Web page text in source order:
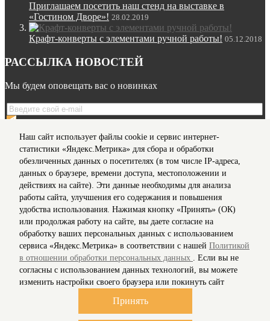
Приглашаем посетить наш стенд на выставке в
«Гостином Дворе»! 28.02.2019
Крафт-конверты с элементами ручной работы! 05.12.2018
РАССЫЛКА НОВОСТЕЙ
Мы будем оповещать вас о новинках
Я даю согласие на обработку моихперсональных данных
на условиях, предусмотренных вПолитикев отношении
обработки персональных данных
Мы в соц сетях
Информация для клиентов
Согласие на обработку персональных данных
О нас
Доставка
Политика конфиденциальности и защита информации
Условия соглашения
Контакты
Наш сайт использует файлы cookie и сервис интернет-
статистики «Яндекс.Метрика» для сбора и обработки
обезличенных данных о посетителях (в том числе IP-адреса,
данных о браузере, времени доступа, местоположении и
действиях на сайте). Эти данные необходимы для анализа
работы сайта, улучшения его содержания и повышения
удобства использования. Нажимая кнопку «Принять» (ОК)
или продолжая работу на сайте, вы даете согласие на
обработку ваших персональных данных с использованием
сервиса «Яндекс.Метрика» в соответствии с нашей Политикой
в отношении обработки персональных данных . Если вы не
согласны с использованием данных технологий, вы можете
изменить настройки своего браузера или покинуть сайт
Принять